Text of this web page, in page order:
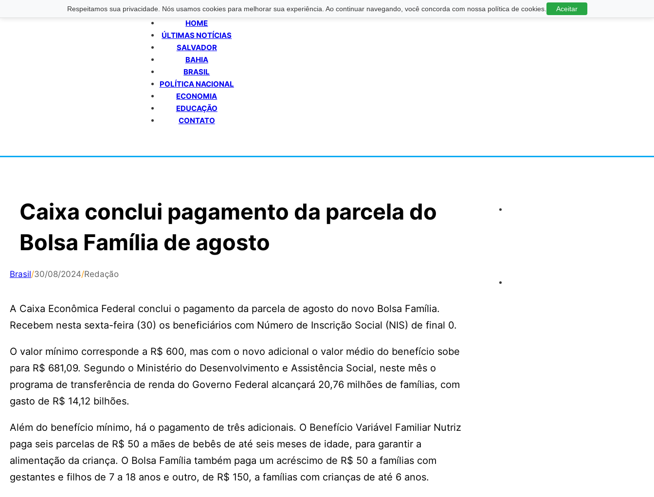
Respeitamos sua privacidade. Nós usamos cookies para melhorar sua experiência. Ao continuar navegando, você concorda com nossa política de cookies. Aceitar
HOME
ÚLTIMAS NOTÍCIAS
SALVADOR
BAHIA
BRASIL
POLÍTICA NACIONAL
ECONOMIA
EDUCAÇÃO
CONTATO
Caixa conclui pagamento da parcela do
Bolsa Família de agosto
Brasil/30/08/2024/Redação
A Caixa Econômica Federal conclui o pagamento da parcela de agosto do novo Bolsa Família.
Recebem nesta sexta-feira (30) os beneficiários com Número de Inscrição Social (NIS) de final 0.
O valor mínimo corresponde a R$ 600, mas com o novo adicional o valor médio do benefício sobe
para R$ 681,09. Segundo o Ministério do Desenvolvimento e Assistência Social, neste mês o
programa de transferência de renda do Governo Federal alcançará 20,76 milhões de famílias, com
gasto de R$ 14,12 bilhões.
Além do benefício mínimo, há o pagamento de três adicionais. O Benefício Variável Familiar Nutriz
paga seis parcelas de R$ 50 a mães de bebês de até seis meses de idade, para garantir a
alimentação da criança. O Bolsa Família também paga um acréscimo de R$ 50 a famílias com
gestantes e filhos de 7 a 18 anos e outro, de R$ 150, a famílias com crianças de até 6 anos.